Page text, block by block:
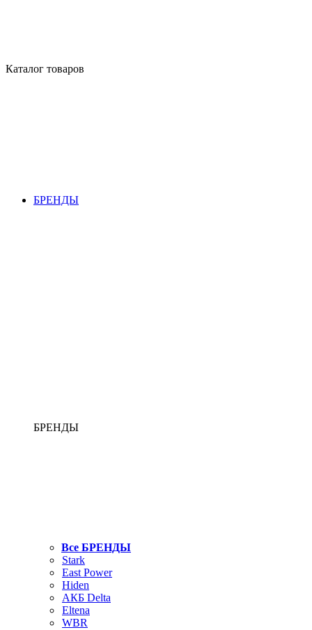
Каталог товаров
БРЕНДЫ
БРЕНДЫ
Все БРЕНДЫ
Stark
East Power
Hiden
АКБ Delta
Eltena
WBR